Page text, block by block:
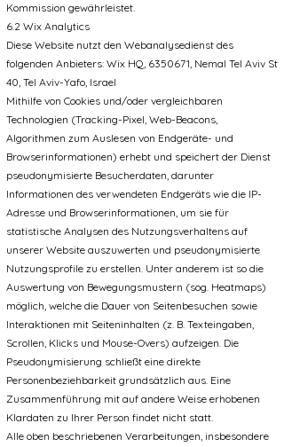
Kommission gewährleistet.
6.2 Wix Analytics
Diese Website nutzt den Webanalysedienst des
folgenden Anbieters: Wix HQ, 6350671, Nemal Tel Aviv St
40, Tel Aviv-Yafo, Israel
Mithilfe von Cookies und/oder vergleichbaren
Technologien (Tracking-Pixel, Web-Beacons,
Algorithmen zum Auslesen von Endgeräte- und
Browserinformationen) erhebt und speichert der Dienst
pseudonymisierte Besucherdaten, darunter
Informationen des verwendeten Endgeräts wie die IP-
Adresse und Browserinformationen, um sie für
statistische Analysen des Nutzungsverhaltens auf
unserer Website auszuwerten und pseudonymisierte
Nutzungsprofile zu erstellen. Unter anderem ist so die
Auswertung von Bewegungsmustern (sog. Heatmaps)
möglich, welche die Dauer von Seitenbesuchen sowie
Interaktionen mit Seiteninhalten (z. B. Texteingaben,
Scrollen, Klicks und Mouse-Overs) aufzeigen. Die
Pseudonymisierung schließt eine direkte
Personenbeziehbarkeit grundsätzlich aus. Eine
Zusammenführung mit auf andere Weise erhobenen
Klardaten zu Ihrer Person findet nicht statt.
Alle oben beschriebenen Verarbeitungen, insbesondere